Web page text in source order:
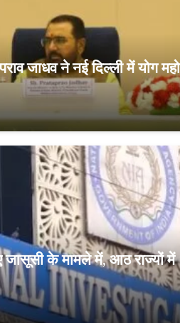
जाधव ने नई दिल्ली में योग
के मामले में, आठ राज्यों में